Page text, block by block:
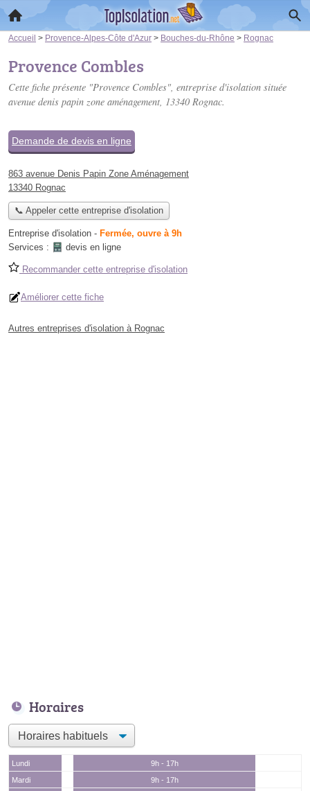
Accueil > Provence-Alpes-Côte d'Azur > Bouches-du-Rhône > Rognac
Provence Combles
Cette fiche présente "Provence Combles", entreprise d'isolation située
avenue denis papin zone aménagement, 13340 Rognac.
Demande de devis en ligne
863 avenue Denis Papin Zone Aménagement
13340 Rognac
📞 Appeler cette entreprise d'isolation
Entreprise d'isolation - Fermée, ouvre à 9h
Services :
devis en ligne
Recommander cette entreprise d'isolation
Améliorer cette fiche
Autres entreprises d'isolation à Rognac
Horaires
Lundi
9h - 17h
Mardi
9h - 17h